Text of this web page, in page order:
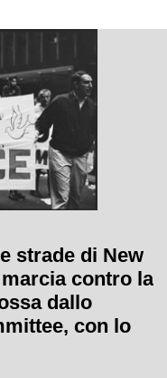
strade di New
contro la
dallo
con lo